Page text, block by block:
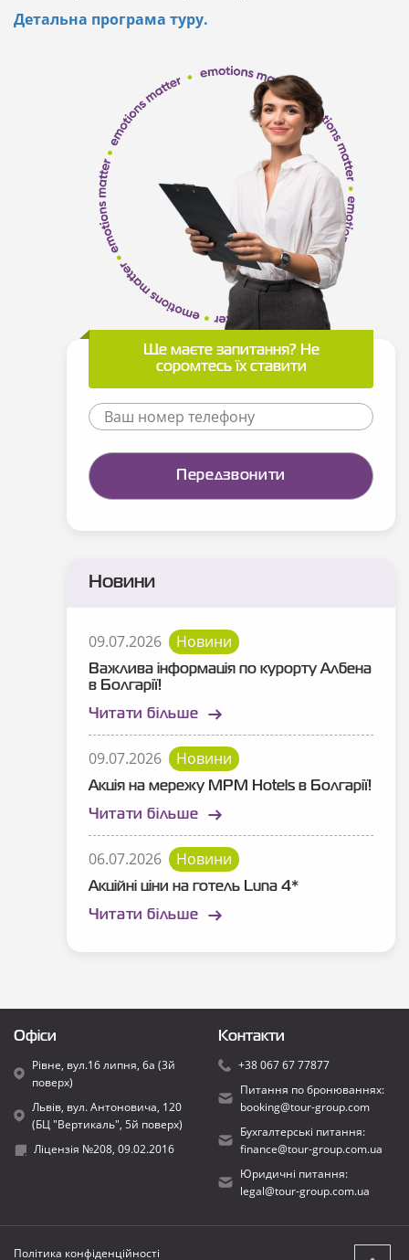
Детальна програма туру.
Ще маєте запитання? Не
соромтесь їх ставити
Новини
09.07.2026 Новини
Важлива інформація по курорту Албена
в Болгарії!
Читати більше
09.07.2026 Новини
Акція на мережу MPM Hotels в Болгарії!
Читати більше
06.07.2026 Новини
Акційні ціни на готель Luna 4*
Читати більше
Офіси
Рівне, вул.16 липня, 6а (3й
поверх)
Львів, вул. Антоновича, 120
(БЦ "Вертикаль", 5й поверх)
Ліцензія №208, 09.02.2016
Контакти
+38 067 67 77877
Питання по бронюваннях:
booking@tour-group.com
Бухгалтерські питання:
finance@tour-group.com.ua
Юридичні питання:
legal@tour-group.com.ua
Політика конфіденційності